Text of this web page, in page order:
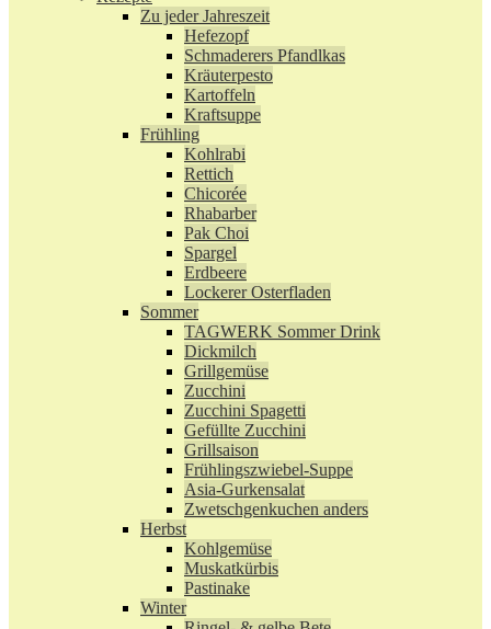
Zu jeder Jahreszeit
Hefezopf
Schmaderers Pfandlkas
Kräuterpesto
Kartoffeln
Kraftsuppe
Frühling
Kohlrabi
Rettich
Chicorée
Rhabarber
Pak Choi
Spargel
Erdbeere
Lockerer Osterfladen
Sommer
TAGWERK Sommer Drink
Dickmilch
Grillgemüse
Zucchini
Zucchini Spagetti
Gefüllte Zucchini
Grillsaison
Frühlingszwiebel-Suppe
Asia-Gurkensalat
Zwetschgenkuchen anders
Herbst
Kohlgemüse
Muskatkürbis
Pastinake
Winter